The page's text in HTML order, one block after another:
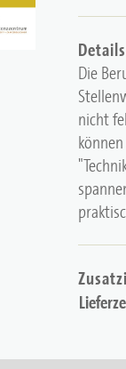
Details
Die
nicht